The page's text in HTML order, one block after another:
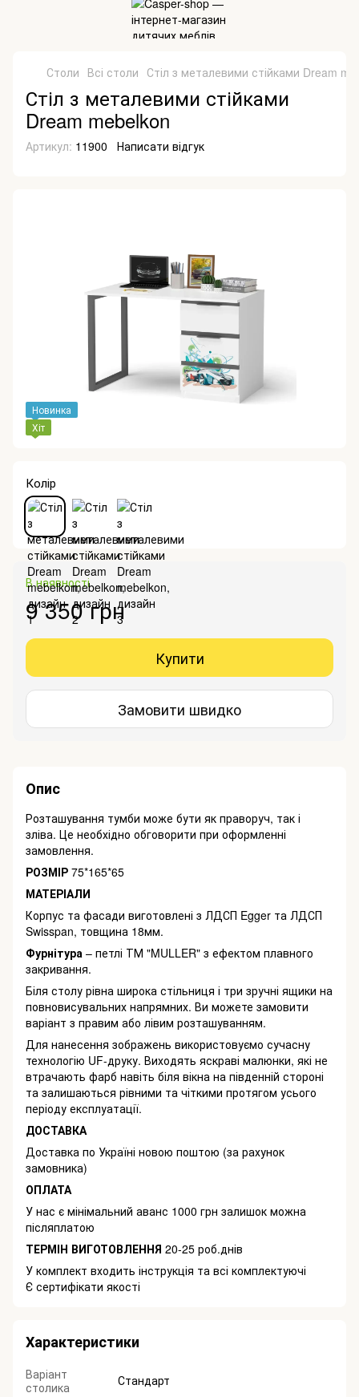
Столи Всі столи Стіл з металевими стійками Dream
Стіл з металевими стійками
Dream mebelkon
Артикул: 11900 Написати відгук
Новинка
Хіт
Колір
В наявності
9 350 грн
Купити
Замовити швидко
Опис
Розташування тумби може бути як праворуч, так і
зліва. Це необхідно обговорити при оформленні
замовлення.
РОЗМІР 75*165*65
МАТЕРІАЛИ
Корпус та фасади виготовлені з ЛДСП Egger та ЛДСП
Swisspan, товщина 18мм.
Фурнітура – ​​петлі ТМ "MULLER" з ефектом плавного
закривання.
Біля столу рівна широка стільниця і три зручні ящики на
повновисувальних напрямних. Ви можете замовити
варіант з правим або лівим розташуванням.
Для нанесення зображень використовуємо сучасну
технологію UF-друку. Виходять яскраві малюнки, які не
втрачають фарб навіть біля вікна на південній стороні
та залишаються рівними та чіткими протягом усього
періоду експлуатації.
ДОСТАВКА
Доставка по Україні новою поштою (за рахунок
замовника)
ОПЛАТА
У нас є мінімальний аванс 1000 грн залишок можна
післяплатою
ТЕРМІН ВИГОТОВЛЕННЯ 20-25 роб.днів
У комплект входить інструкція та всі комплектуючі
Є сертифікати якості
Характеристики
Варіант
столика
Стандарт